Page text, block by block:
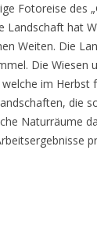
Fotoreise des
Landschaft hat
Weiten. Die
Die Wiesen
im Herbst
die
Naturräume